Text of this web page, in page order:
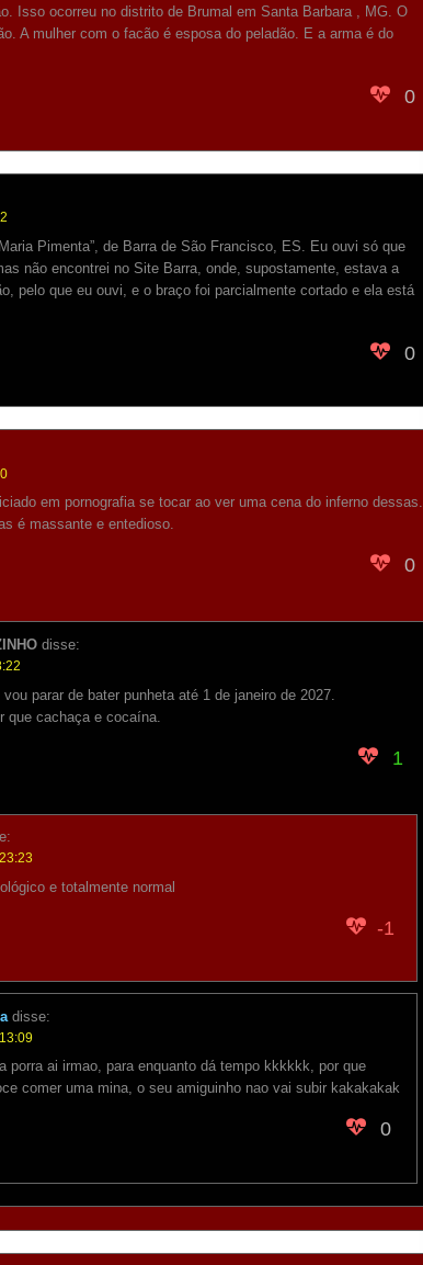
Isso ocorreu no distrito de Brumal em Santa Barbara , MG. O
A mulher com o facão é esposa do peladão. E a arma é do
0
Pimenta”, de Barra de São Francisco, ES. Eu ouvi só que
não encontrei no Site Barra, onde, supostamente, estava a
pelo que eu ouvi, e o braço foi parcialmente cortado e ela está
0
em pornografia se tocar ao ver uma cena do inferno dessas.
é massante e entedioso.
0
disse:
parar de bater punheta até 1 de janeiro de 2027.
que cachaça e cocaína.
1
e totalmente normal
-1
disse:
porra ai irmao, para enquanto dá tempo kkkkkk, por que
comer uma mina, o seu amiguinho nao vai subir kakakakak
0